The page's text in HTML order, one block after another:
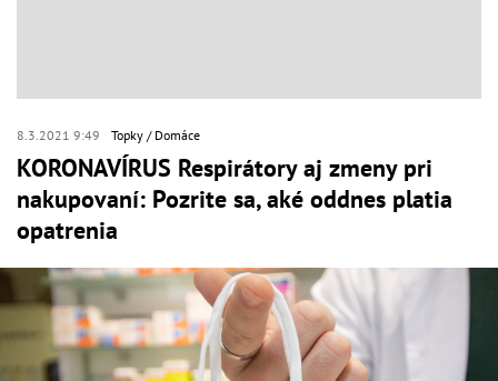
8.3.2021 9:49 Topky Domáce
KORONAVÍRUS Respirátory aj zmeny pri
nakupovaní: Pozrite sa, aké oddnes platia
opatrenia